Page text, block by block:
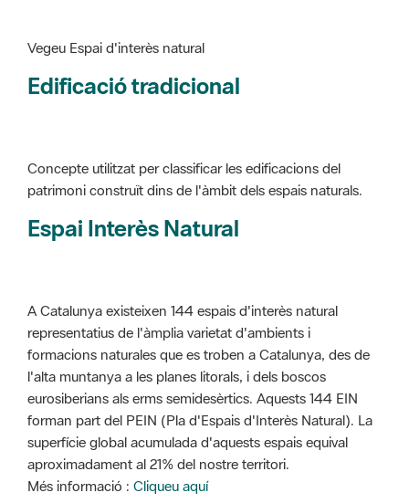
Vegeu Espai d'interès natural
Edificació tradicional
Concepte utilitzat per classificar les edificacions del
patrimoni construït dins de l'àmbit dels espais naturals.
Espai Interès Natural
A Catalunya existeixen 144 espais d'interès natural
representatius de l'àmplia varietat d'ambients i
formacions naturales que es troben a Catalunya, des de
l'alta muntanya a les planes litorals, i dels boscos
eurosiberians als erms semidesèrtics. Aquests 144 EIN
forman part del PEIN (Pla d'Espais d'Interès Natural). La
superfície global acumulada d'aquests espais equival
aproximadament al 21% del nostre territori.
Més informació : Cliqueu aquí